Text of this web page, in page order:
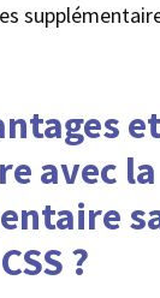
avec la
?